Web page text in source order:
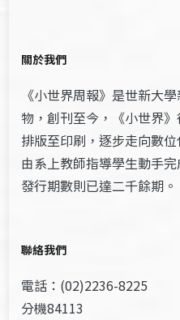
關於我們
《小世界周報》是世新大
物，創刊至今，《小世界
排版至印刷，逐步走向數
由系上教師指導學生動手
發行期數則已達二千餘期。
聯絡我們
電話：(02)2236-8225
分機84113